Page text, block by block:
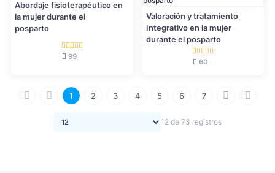
Abordaje fisioterapéutico en
la mujer durante el
posparto
99
Valoración y tratamiento
Integrativo en la mujer
durante el posparto
60
1 2 3 4 5 6 7
12 de 73 registros